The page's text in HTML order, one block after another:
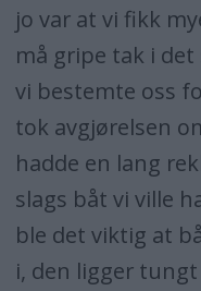
jo var at vi fikk
må gripe tak i
vi bestemte oss
tok avgjørelsen
hadde en lang
slags båt vi ville
ble det viktig at
i, den ligger